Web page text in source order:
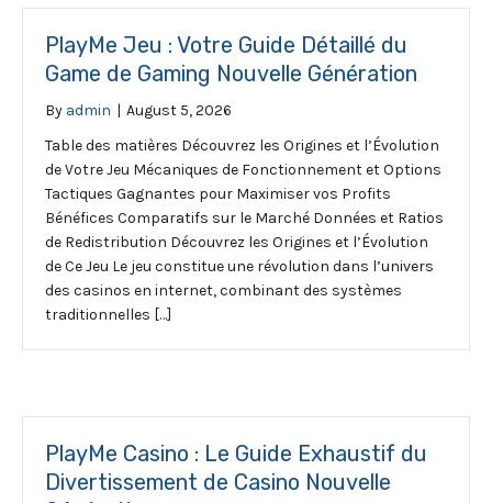
PlayMe Jeu : Votre Guide Détaillé du
Game de Gaming Nouvelle Génération
By admin | August 5, 2026
Table des matières Découvrez les Origines et l’Évolution
de Votre Jeu Mécaniques de Fonctionnement et Options
Tactiques Gagnantes pour Maximiser vos Profits
Bénéfices Comparatifs sur le Marché Données et Ratios
de Redistribution Découvrez les Origines et l’Évolution
de Ce Jeu Le jeu constitue une révolution dans l’univers
des casinos en internet, combinant des systèmes
traditionnelles […]
PlayMe Casino : Le Guide Exhaustif du
Divertissement de Casino Nouvelle